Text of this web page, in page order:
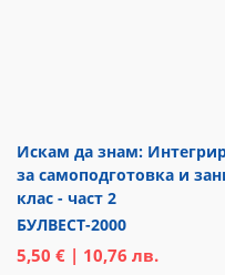
Искам да знам:
за самоподготовка и
клас - част 2
БУЛВЕСТ-2000
5,50 € | 10,76 лв.